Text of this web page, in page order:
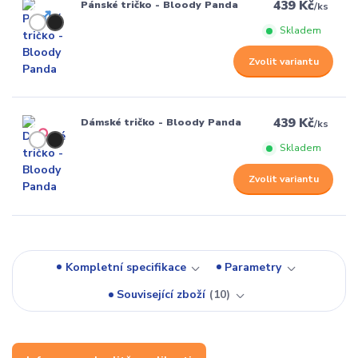
Pánské tričko - Bloody Panda 439 Kč/ks
Skladem
Zvolit variantu
Dámské tričko - Bloody Panda 439 Kč/ks
Skladem
Zvolit variantu
Kompletní specifikace
Parametry
Související zboží
10